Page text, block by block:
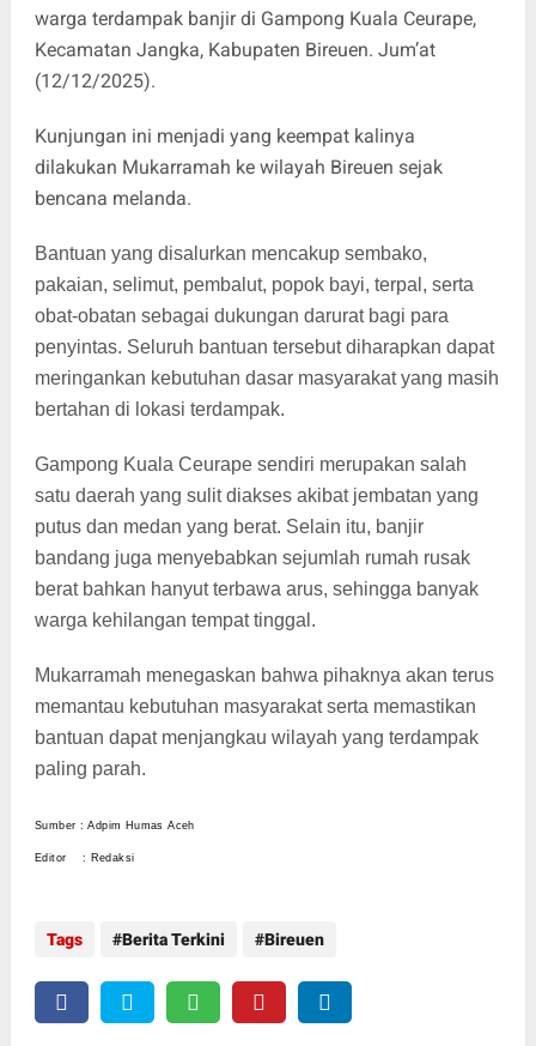
warga terdampak banjir di Gampong Kuala Ceurape,
Kecamatan Jangka, Kabupaten Bireuen. Jum’at
(12/12/2025).
Kunjungan ini menjadi yang keempat kalinya
dilakukan Mukarramah ke wilayah Bireuen sejak
bencana melanda.
Bantuan yang disalurkan mencakup sembako,
pakaian, selimut, pembalut, popok bayi, terpal, serta
obat-obatan sebagai dukungan darurat bagi para
penyintas. Seluruh bantuan tersebut diharapkan dapat
meringankan kebutuhan dasar masyarakat yang masih
bertahan di lokasi terdampak.
Gampong Kuala Ceurape sendiri merupakan salah
satu daerah yang sulit diakses akibat jembatan yang
putus dan medan yang berat. Selain itu, banjir
bandang juga menyebabkan sejumlah rumah rusak
berat bahkan hanyut terbawa arus, sehingga banyak
warga kehilangan tempat tinggal.
Mukarramah menegaskan bahwa pihaknya akan terus
memantau kebutuhan masyarakat serta memastikan
bantuan dapat menjangkau wilayah yang terdampak
paling parah.
Sumber : Adpim Humas Aceh
Editor : Redaksi
Tags Berita Terkini Bireuen